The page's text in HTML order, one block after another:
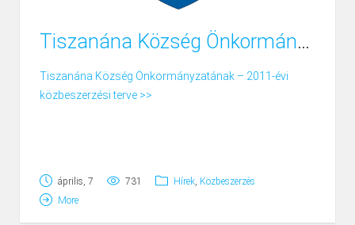
Page1/ 1 Zoom 100%
Tiszanána Község Önkormányzatának – 2011-évi közbeszerzési terve
Tiszanána Község Önkormányzatának – 2011-évi
közbeszerzési terve >>
április, 7 731 Hírek, Közbeszerzés
More